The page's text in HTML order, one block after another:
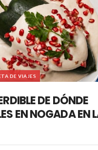
DE VIAJES
DE DÓNDE
EN NOGADA EN